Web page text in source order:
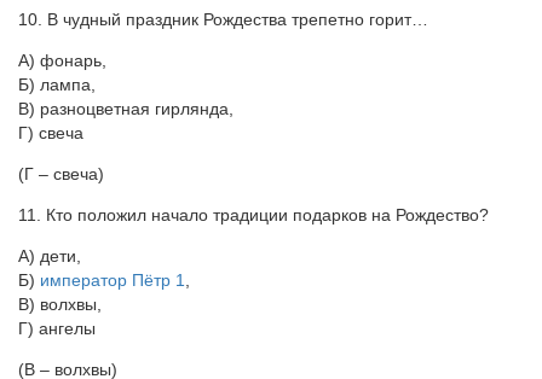
10. В чудный праздник Рождества трепетно горит…
А) фонарь,
Б) лампа,
В) разноцветная гирлянда,
Г) свеча
(Г – свеча)
11. Кто положил начало традиции подарков на Рождество?
А) дети,
Б) император Пётр 1
В) волхвы,
Г) ангелы
(В – волхвы)